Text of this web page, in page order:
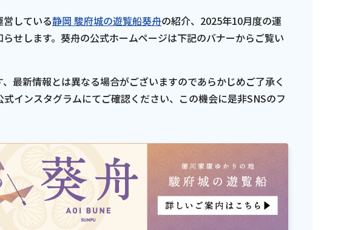
営している静岡 駿府城の遊覧船葵舟の紹介、2025年10月度の運
せします。葵舟の公式ホームページは下記のバナーからご覧い
最新情報とは異なる場合がございますのであらかじめご了承く
インスタグラムにてご確認ください、この機会に是非SNSのフ